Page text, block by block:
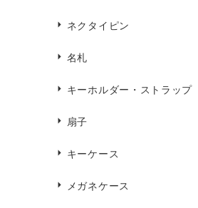
ネクタイピン
名札
キーホルダー・ストラップ
扇子
キーケース
メガネケース